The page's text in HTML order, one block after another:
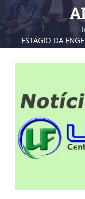
ESTÁGIO DA